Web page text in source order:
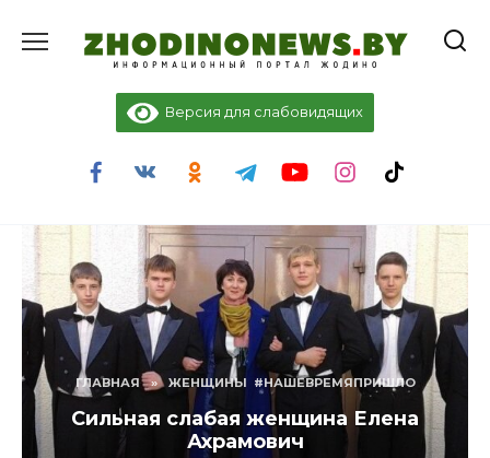
содержанию
Версия для слабовидящих
ГЛАВНАЯ » ЖЕНЩИНЫ #НАШЕВРЕМЯПРИШЛО
Сильная слабая женщина Елена
Ахрамович